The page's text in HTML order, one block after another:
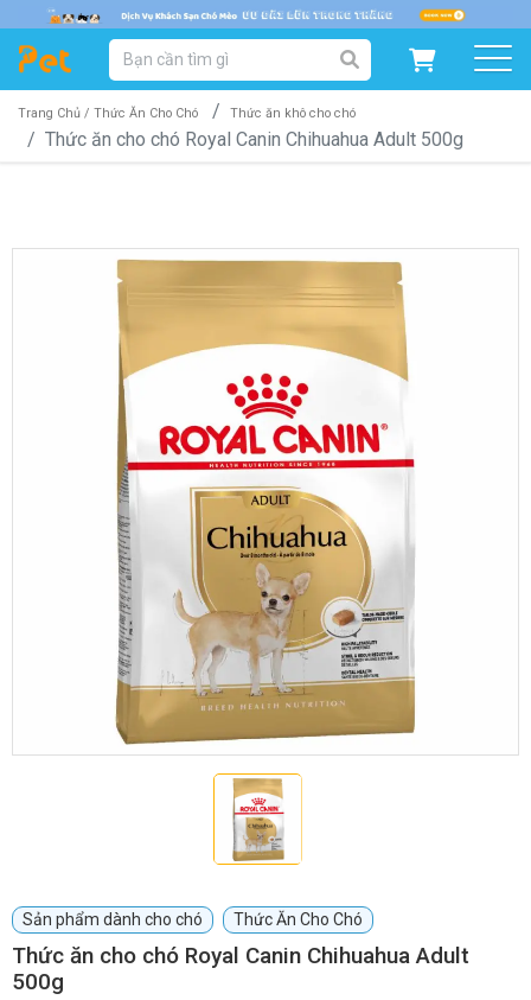
DANH MỤC SẢN PHẨM
SẢN PHẨM DÀNH CHO MÈO SẢN PHẨM DÀNH CHO CHÓ
GIỚI THIỆU
Khách sạn chó mèo
Dịch vụ mua bán chó
mèo
Dịch vụ phối giống chó
mèo
Trang Chủ / Thức Ăn Cho Chó Thức ăn khô cho chó
Thức ăn cho chó Royal Canin Chihuahua Adult 500g
Sản phẩm dành cho chó Thức Ăn Cho Chó
Thức ăn cho chó Royal Canin Chihuahua Adult
500g